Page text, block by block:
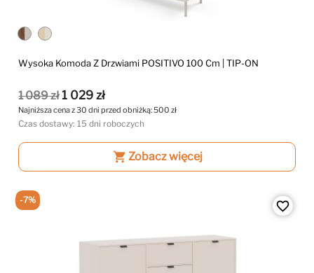
Wysoka Komoda Z Drzwiami POSITIVO 100 Cm | TIP-ON
1 089 zł 1 029 zł
Najniższa cena z 30 dni przed obniżką:500 zł
Czas dostawy: 15 dni roboczych
shopping_cart Zobacz więcej
favorite_border
-7%